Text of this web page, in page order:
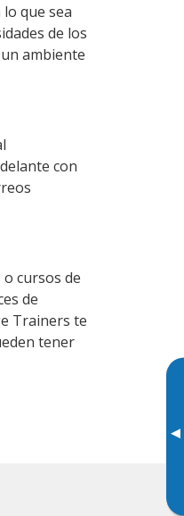
▸
que sea
de los
ambiente
con
cursos de
de
Trainers te
tener